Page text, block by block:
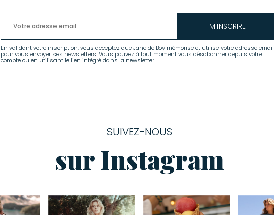
M'INSCRIRE
En validant votre inscription, vous acceptez que Jane de Boy mémorise et utilise votre adresse email
pour vous envoyer ses newsletters. Vous pouvez à tout moment vous désabonner depuis votre
compte ou en utilisant le lien intégré dans la newsletter.
SUIVEZ-NOUS
sur Instagram